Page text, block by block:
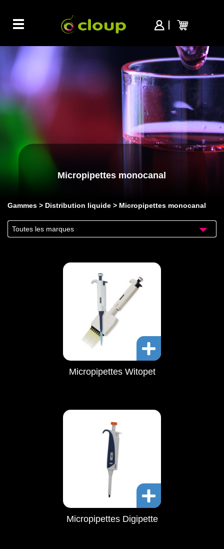
Toggle
navigation
Micropipettes monocanal
Gammes Distribution liquide Micropipettes monocanal
Toutes les marques
Micropipettes Witopet
Micropipettes Digipette